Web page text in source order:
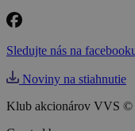
Sledujte nás na
Noviny na stiahnutie
Klub akcionárov VVS ©